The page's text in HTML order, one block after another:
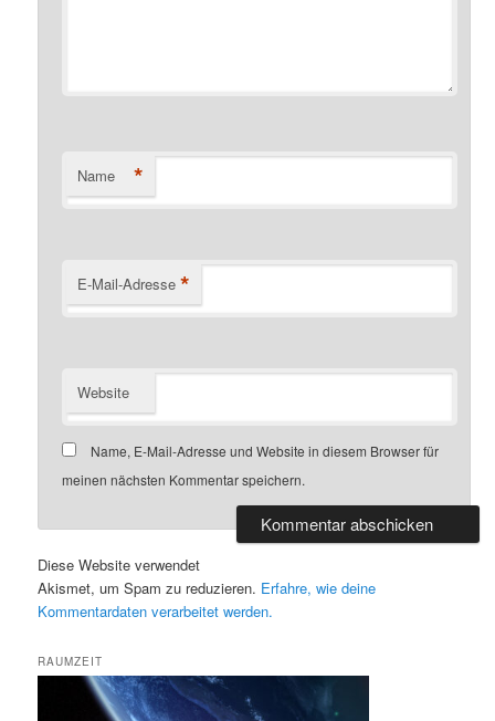
Name *
E-Mail-Adresse *
Website
Name, E-Mail-Adresse und Website in diesem Browser für
meinen nächsten Kommentar speichern.
Diese Website verwendet
Akismet, um Spam zu reduzieren. Erfahre, wie deine
Kommentardaten verarbeitet werden.
RAUMZEIT